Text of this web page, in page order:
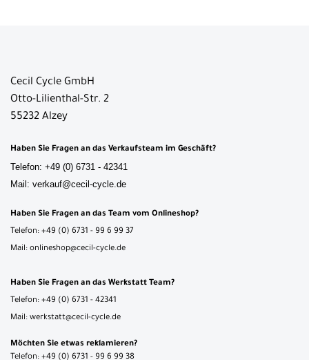
Cecil Cycle GmbH
Otto-Lilienthal-Str. 2
55232 Alzey
Haben Sie Fragen an das Verkaufsteam im Geschäft?
Telefon: +49 (0) 6731 - 42341
Mail: verkauf@cecil-cycle.de
Haben Sie Fragen an das Team vom Onlineshop?
Telefon: +49 (0) 6731 - 99 6 99 37
Mail: onlineshop@cecil-cycle.de
Haben Sie Fragen an das Werkstatt Team?
Telefon: +49 (0) 6731 - 42341
Mail: werkstatt@cecil-cycle.de
Möchten Sie etwas reklamieren?
Telefon: +49 (0) 6731 - 99 6 99 38